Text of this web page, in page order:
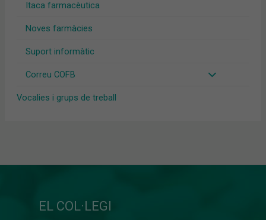
Itaca farmacèutica
Noves farmàcies
Suport informàtic
Correu COFB
Vocalies i grups de treball
EL COL·LEGI